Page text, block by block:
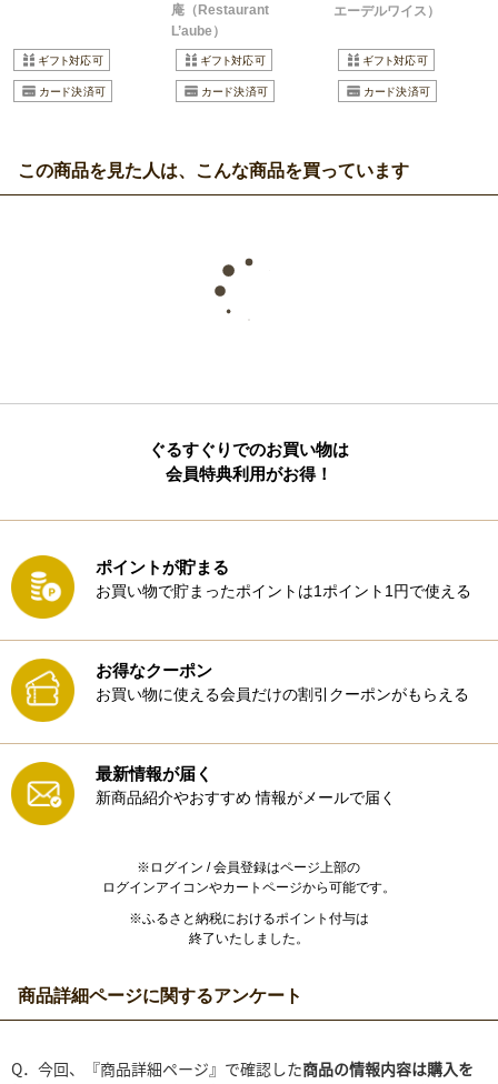
庵（Restaurant
L’aube）
エーデルワイス）
この商品を見た人は、こんな商品を買っています
ぐるすぐりでのお買い物は
会員特典利用がお得！
ポイントが貯まる
お買い物で貯まったポイントは1ポイント1円で使える
お得なクーポン
お買い物に使える会員だけの割引クーポンがもらえる
最新情報が届く
新商品紹介やおすすめ 情報がメールで届く
※ログイン / 会員登録はページ上部の
ログインアイコンやカートページから可能です。
※ふるさと納税におけるポイント付与は
終了いたしました。
商品詳細ページに関するアンケート